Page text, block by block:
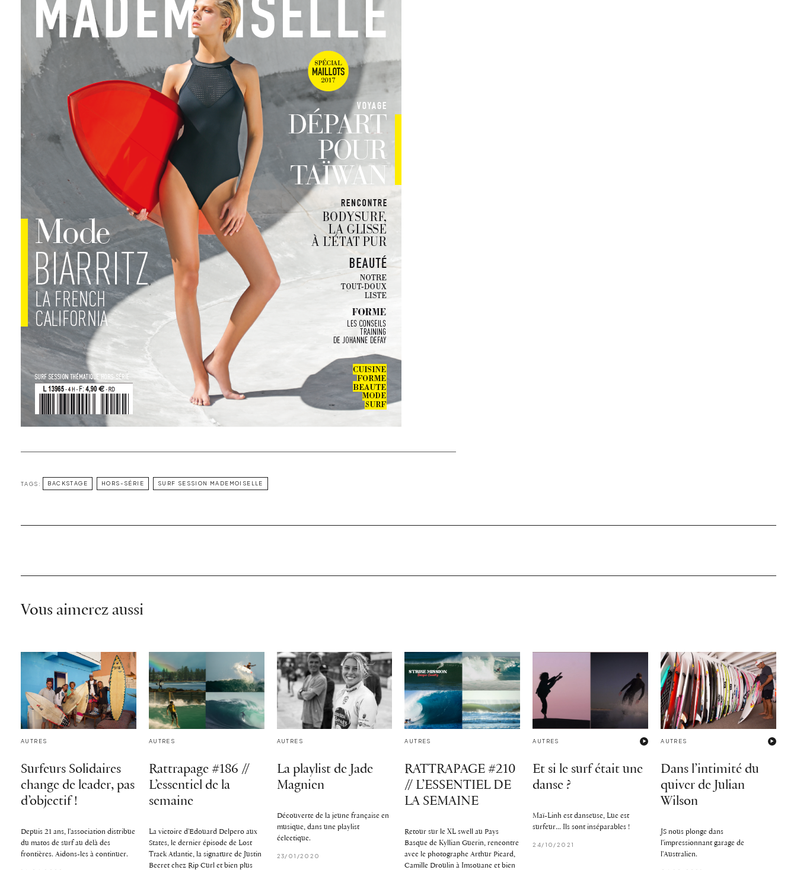
TAGS: BACKSTAGE HORS-SÉRIE SURF SESSION MADEMOISELLE
Vous aimerez aussi
AUTRES
Surfeurs Solidaires
change de leader, pas
d’objectif !
Depuis 21 ans, l'association distribue
du matos de surf au delà des
frontières. Aidons-les à continuer.
AUTRES
Rattrapage #186 //
L’essentiel de la
semaine
La victoire d'Edouard Delpero aux
States, le dernier épisode de Lost
Track Atlantic, la signature de Justin
Becret chez Rip Curl et bien plus
AUTRES
La playlist de Jade
Magnien
Découverte de la jeune française en
musique, dans une playlist
éclectique.
23/01/2020
AUTRES
RATTRAPAGE #210
// L’ESSENTIEL DE
LA SEMAINE
Retour sur le XL swell au Pays
Basque de Kyllian Guerin, rencontre
avec le photographe Arthur Picard,
Camille Droulin à Imsouane et bien
AUTRES
Et si le surf était une
danse ?
Maï-Linh est danseuse, Luc est
surfeur... Ils sont inséparables !
24/10/2021
AUTRES
Dans l’intimité du
quiver de Julian
Wilson
JS nous plonge dans
l'impressionnant garage de
l'Australien.